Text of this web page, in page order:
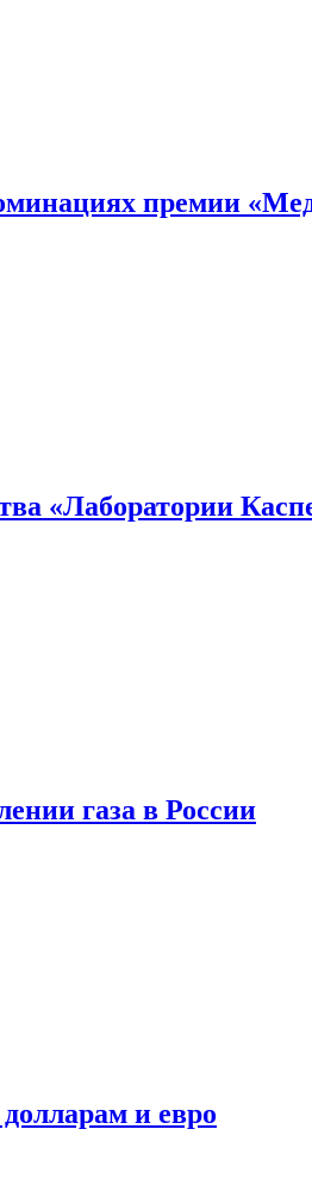
премии
«Лаборатории
газа в России
и евро